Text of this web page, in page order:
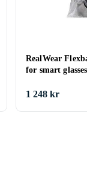
RealWear
for smart glasses
1 248 kr